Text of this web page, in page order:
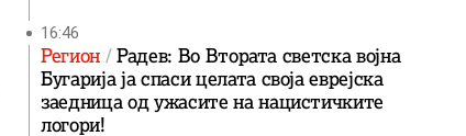
16:46
Регион
Радев: Во Втората светска војна
Бугарија ја спаси целата своја еврејска
заедница од ужасите на нацистичките
логори!